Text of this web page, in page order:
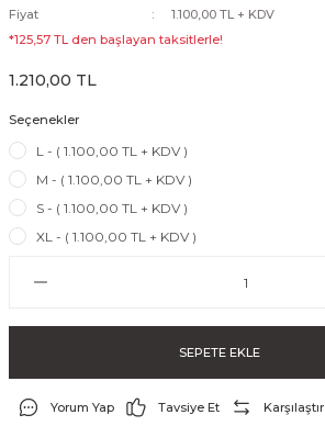
Fiyat
1.100,00 TL + KDV
*125,57 TL den başlayan taksitlerle!
1.210,00 TL
Seçenekler
L - ( 1.100,00 TL + KDV )
M - ( 1.100,00 TL + KDV )
S - ( 1.100,00 TL + KDV )
XL - ( 1.100,00 TL + KDV )
SEPETE EKLE
Yorum Yap Tavsiye Et Karşılaştır